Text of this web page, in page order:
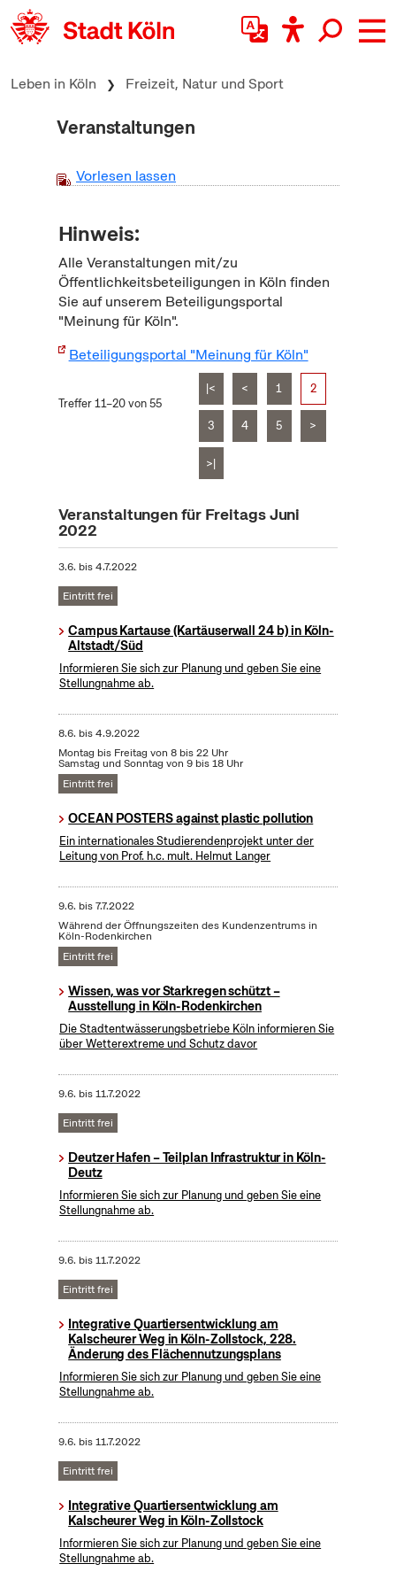
zum Inhalt springen
Leben in Köln Freizeit, Natur und Sport
Veranstaltungen
Vorlesen lassen
Hinweis:
Alle Veranstaltungen mit/zu
Öffentlichkeitsbeteiligungen in Köln finden
Sie auf unserem Beteiligungsportal
"Meinung für Köln".
Beteiligungsportal "Meinung für Köln"
Treffer 11–20 von 55
|< < 1 2
3 4 5 >
>|
Veranstaltungen für Freitags Juni
2022
3.6. bis4.7.2022
Eintritt frei
Campus Kartause (Kartäuserwall 24 b) in Köln-
Altstadt/Süd
Informieren Sie sich zur Planung und geben Sie eine
Stellungnahme ab.
8.6. bis4.9.2022
Montag bis Freitag von 8 bis 22 Uhr
Samstag und Sonntag von 9 bis 18 Uhr
Eintritt frei
OCEAN POSTERS against plastic pollution
Ein internationales Studierendenprojekt unter der
Leitung von Prof. h.c. mult. Helmut Langer
9.6. bis7.7.2022
Während der Öffnungszeiten des Kundenzentrums in
Köln-Rodenkirchen
Eintritt frei
Wissen, was vor Starkregen schützt –
Ausstellung in Köln-Rodenkirchen
Die Stadtentwässerungsbetriebe Köln informieren Sie
über Wetterextreme und Schutz davor
9.6. bis11.7.2022
Eintritt frei
Deutzer Hafen – Teilplan Infrastruktur in Köln-
Deutz
Informieren Sie sich zur Planung und geben Sie eine
Stellungnahme ab.
9.6. bis11.7.2022
Eintritt frei
Integrative Quartiersentwicklung am
Kalscheurer Weg in Köln-Zollstock, 228.
Änderung des Flächennutzungsplans
Informieren Sie sich zur Planung und geben Sie eine
Stellungnahme ab.
9.6. bis11.7.2022
Eintritt frei
Integrative Quartiersentwicklung am
Kalscheurer Weg in Köln-Zollstock
Informieren Sie sich zur Planung und geben Sie eine
Stellungnahme ab.